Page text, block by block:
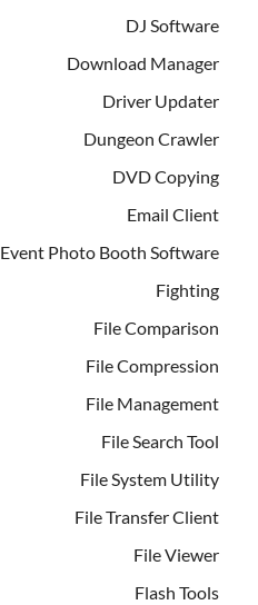
DJ Software
Download Manager
Driver Updater
Dungeon Crawler
DVD Copying
Email Client
Event Photo Booth Software
Fighting
File Comparison
File Compression
File Management
File Search Tool
File System Utility
File Transfer Client
File Viewer
Flash Tools